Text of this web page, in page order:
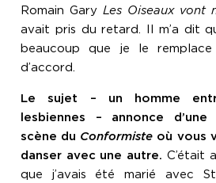
Romain Gary Les Oiseaux vont
avait pris du retard. Il m’a dit
beaucoup que je le
d’accord.
Le sujet – un homme
lesbiennes – annonce
scène du Conformiste où vous
danser avec une autre. C’était
que j’avais été marié avec